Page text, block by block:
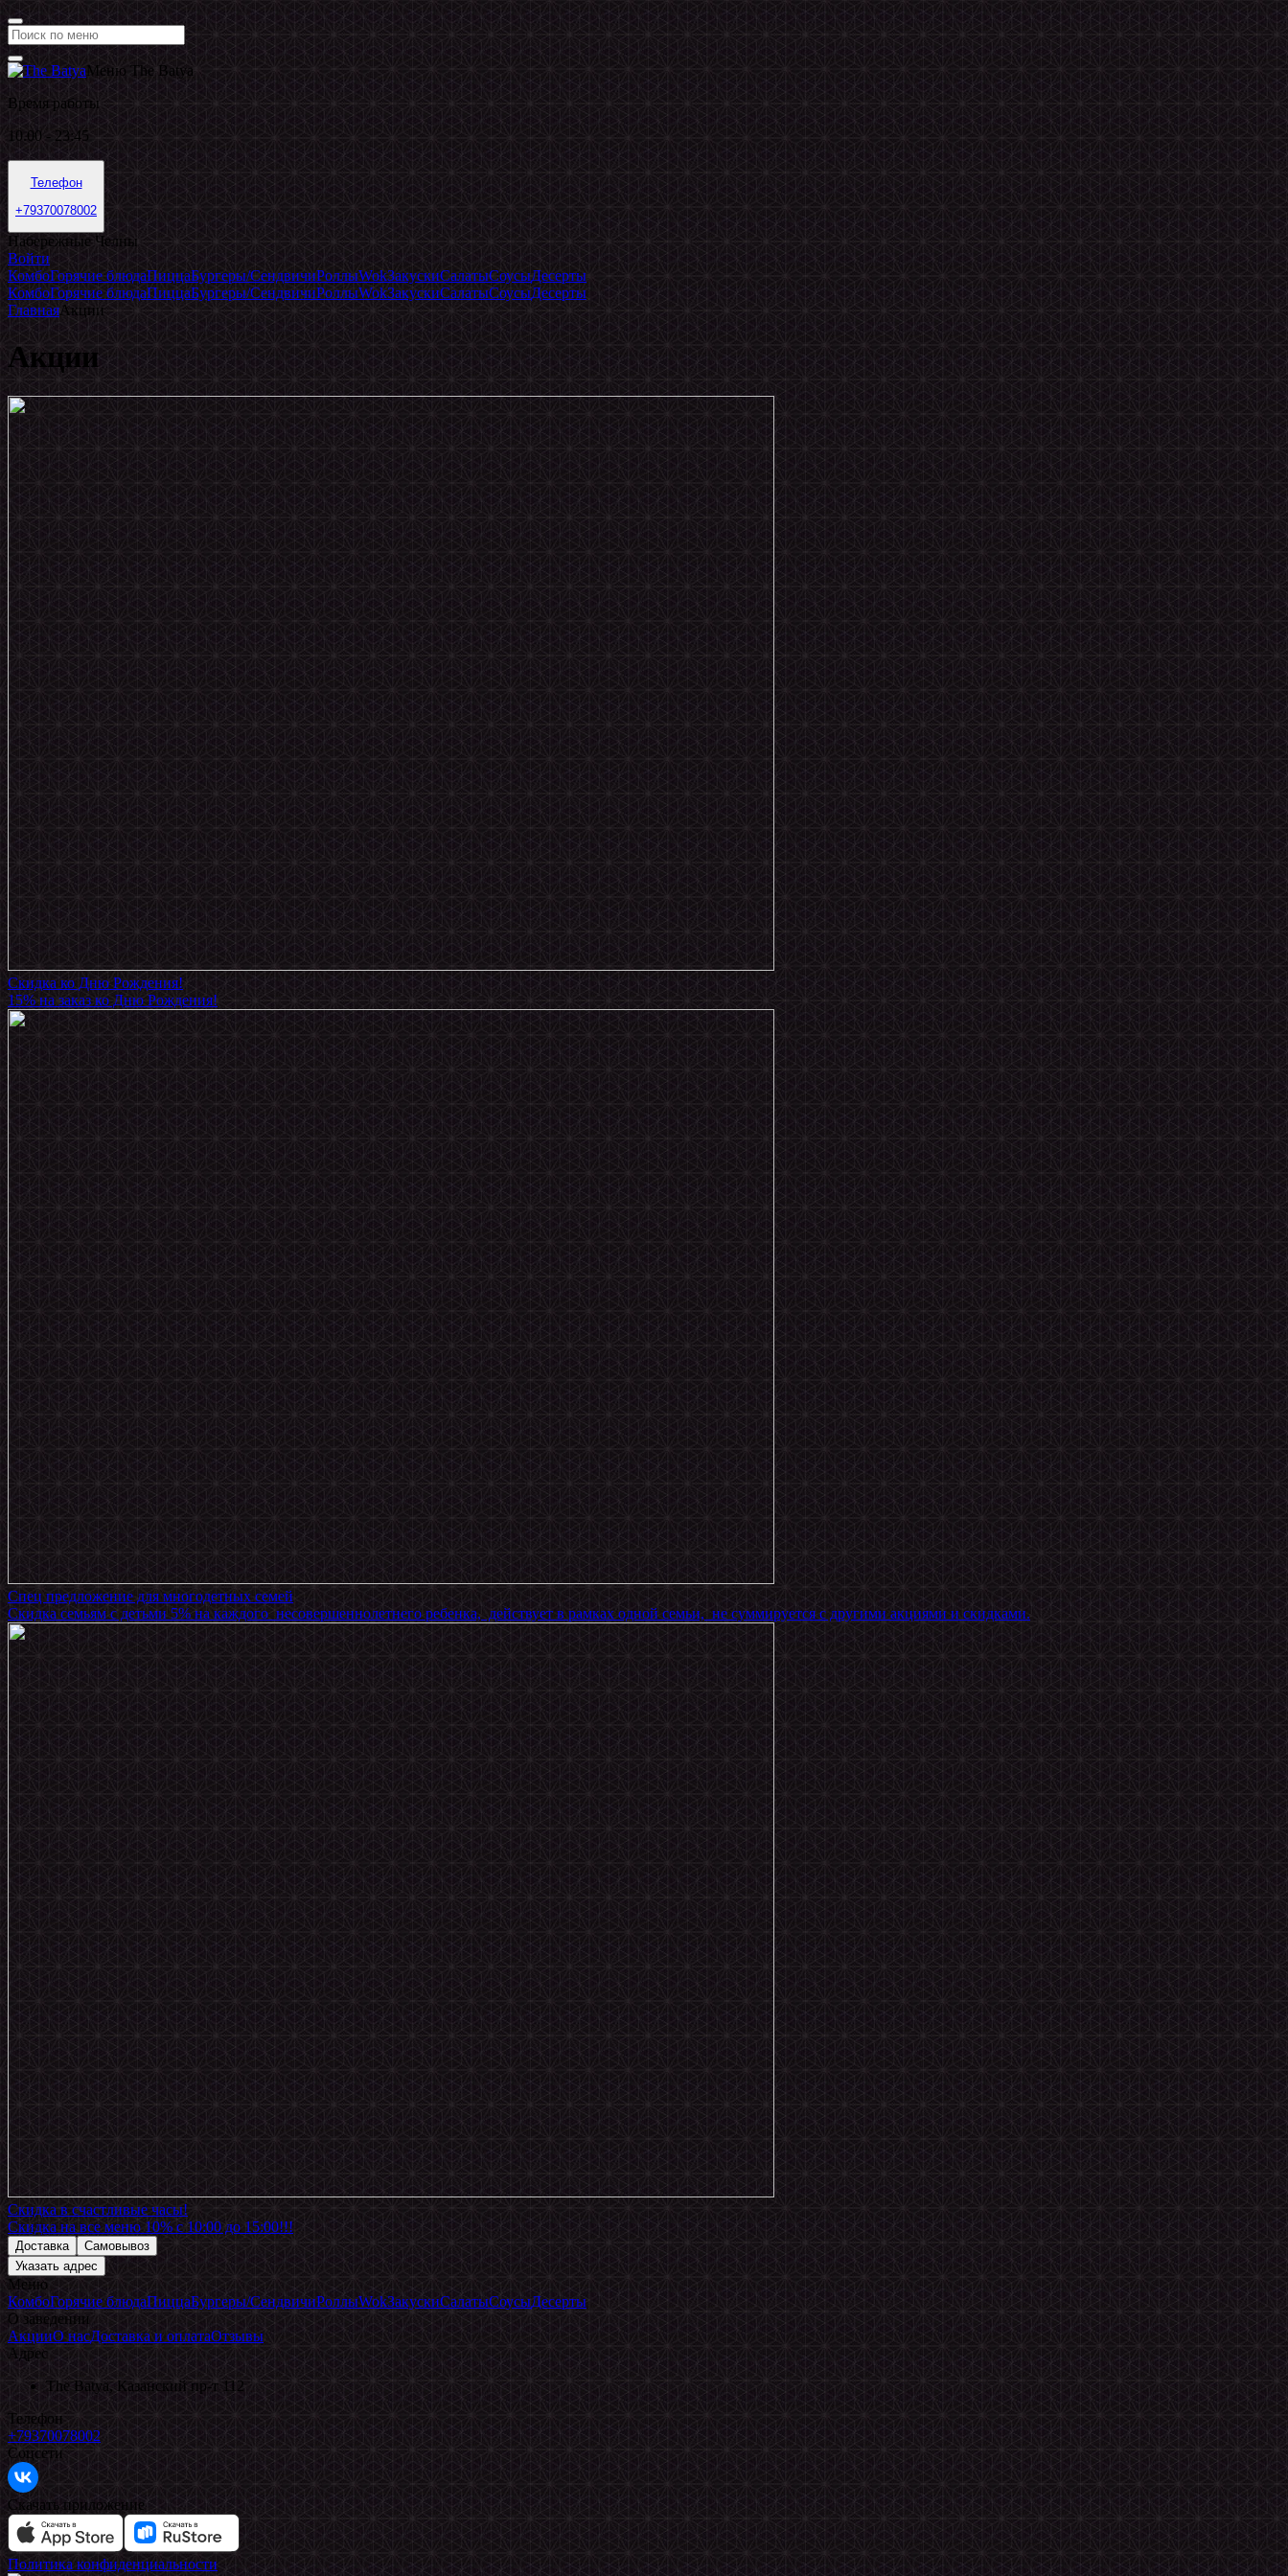
Меню The Batya
Время работы
10.00 - 23:45
Телефон
+79370078002
Набережные Челны
Войти
КомбоГорячие блюдаПиццаБургеры/СендвичиРоллыWokЗакускиСалатыСоусыДесерты
КомбоГорячие блюдаПиццаБургеры/СендвичиРоллыWokЗакускиСалатыСоусыДесерты
ГлавнаяАкции
Акции
Скидка ко Дню Рождения!
15% на заказ ко Дню Рождения!
Спец предложение для многодетных семей
Скидка семьям с детьми 5% на каждого несовершеннолетнего ребенка, действует в рамках одной семьи, не суммируется с другими акциями и скидками.
Скидка в счастливые часы!
Скидка на все меню 10% с 10:00 до 15:00!!!
Доставка
Самовывоз
Указать адрес
Меню
КомбоГорячие блюдаПиццаБургеры/СендвичиРоллыWokЗакускиСалатыСоусыДесерты
О заведении
АкцииО насДоставка и оплатаОтзывы
Адрес
The Batya, Казанский пр-т 112
Телефон
+79370078002
Соцсети
Скачать приложение
Политика конфиденциальности